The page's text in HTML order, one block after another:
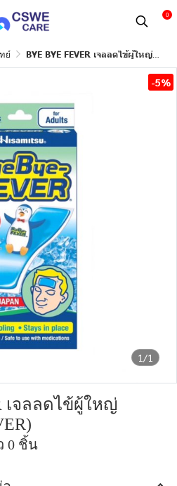
0
ย์ BYE BYE FEVER เจลลดไข้ผู้ใหญ่ 3*2ชิ้น(KOOLFEVER)
1/1
-5%
เจลลดไข้ผู้ใหญ่
0 ชิ้น